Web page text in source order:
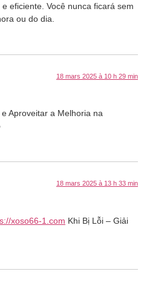
eficiente. Você nunca ficará sem
ou do dia.
18 mars 2025 à 10 h 29 min
e Aproveitar a Melhoria na
18 mars 2025 à 13 h 33 min
xoso66-1.com Khi Bị Lỗi – Giải